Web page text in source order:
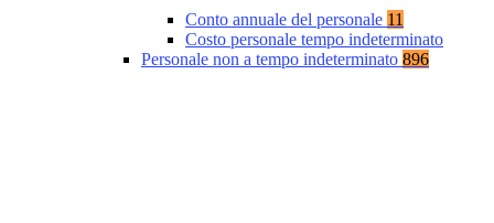
Conto annuale del personale 11
Costo personale tempo indeterminato
Personale non a tempo indeterminato 896